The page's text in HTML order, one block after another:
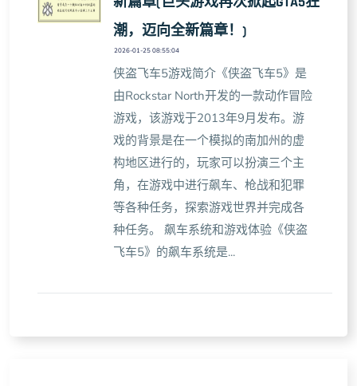
潮，迈向全新篇章！)
2026-01-25 08:55:04
侠盗飞车5游戏简介《侠盗飞车5》是
由Rockstar North开发的一款动作冒险
游戏，该游戏于2013年9月发布。游
戏的背景是在一个模拟的南加州的虚
构地区进行的，玩家可以扮演三个主
角，在游戏中进行飙车、枪战和犯罪
等各种任务，探索游戏世界并完成各
种任务。 飙车系统和游戏体验《侠盗
飞车5》的飙车系统是...